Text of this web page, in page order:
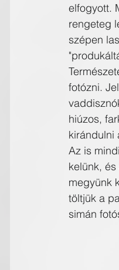
elfogyott.
rengeteg
szépen
fotózni.
hiúzos,
kirándulni
Az is
kelünk,
megyünk
töltjük a
simán